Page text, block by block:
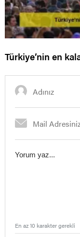
Türkiye’nin en
En az 10 karakter gerekli